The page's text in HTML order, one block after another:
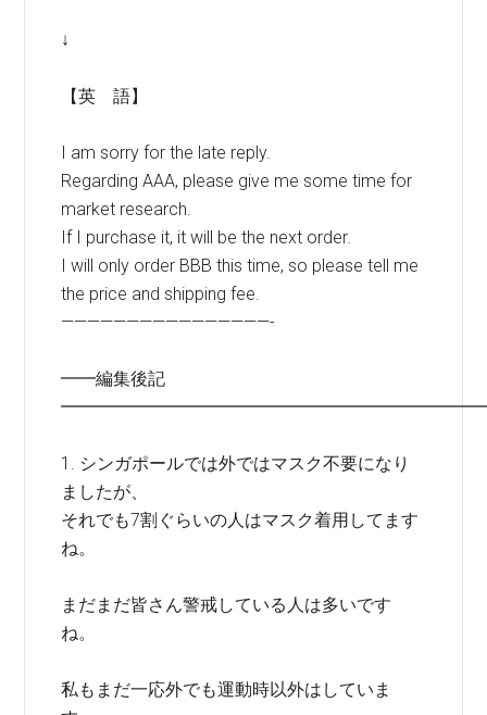
↓
【英 語】
I am sorry for the late reply.
Regarding AAA, please give me some time for
market research.
If I purchase it, it will be the next order.
I will only order BBB this time, so please tell me
the price and shipping fee.
————————————————-
━━編集後記
1. シンガポールでは外ではマスク不要になり
ましたが、
それでも7割ぐらいの人はマスク着用してます
ね。
まだまだ皆さん警戒している人は多いです
ね。
私もまだ一応外でも運動時以外はしていま